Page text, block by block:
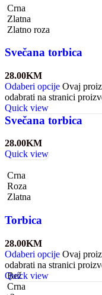
Crna
Zlatna
Zlatno roza
Svečana torbica
28.00KM
Odaberi opcije Ovaj
odabrati na stranici
Quick view
Svečana torbica
28.00KM
Quick view
Crna
Roza
Zlatna
Torbica
28.00KM
Odaberi opcije Ovaj
odabrati na stranici
Quick view
Bež
Crna